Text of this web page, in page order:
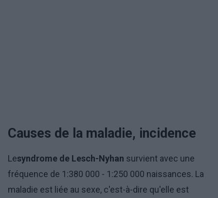
Causes de la maladie, incidence
Lesyndrome de Lesch-Nyhan survient avec une
fréquence de 1:380 000 - 1:250 000 naissances. La
maladie est liée au sexe, c'est-à-dire qu'elle est